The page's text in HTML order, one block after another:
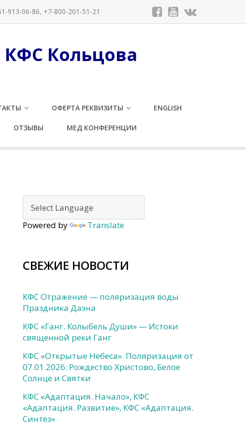
913-06-86, +7-800-201-51-21
КФС Кольцова
ОФЕРТА РЕКВИЗИТЫ ENGLISH
ОТЗЫВЫ МЕД КОНФЕРЕНЦИИ
Powered by Translate
СВЕЖИЕ НОВОСТИ
КФС Отражение — поляризация воды
Праздника Даэна
КФС «Ганг. Колыбель Души» — Истоки
священной реки Ганг
КФС «Открытые Небеса». Поляризация от
07.01.2026: Рождество Христово, Белое
Солнце и Святки
КФС «Адаптация. Начало», КФС
«Адаптация. Развитие», КФС «Адаптация.
Синтез»